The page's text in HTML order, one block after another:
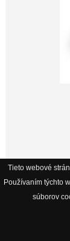
Tieto webové
Používaním týchto
súborov